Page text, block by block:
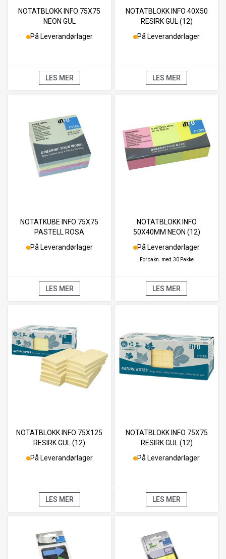
NOTATBLOKK INFO 75X75
NEON GUL
På Leverandørlager
LES MER
NOTATBLOKK INFO 40X50
RESIRK GUL (12)
På Leverandørlager
LES MER
NOTATKUBE INFO 75X75
PASTELL ROSA
På Leverandørlager
LES MER
NOTATBLOKK INFO
50X40MM NEON (12)
På Leverandørlager
Forpakn. med 30 Pakke
LES MER
NOTATBLOKK INFO 75X125
RESIRK GUL (12)
På Leverandørlager
LES MER
NOTATBLOKK INFO 75X75
RESIRK GUL (12)
På Leverandørlager
LES MER